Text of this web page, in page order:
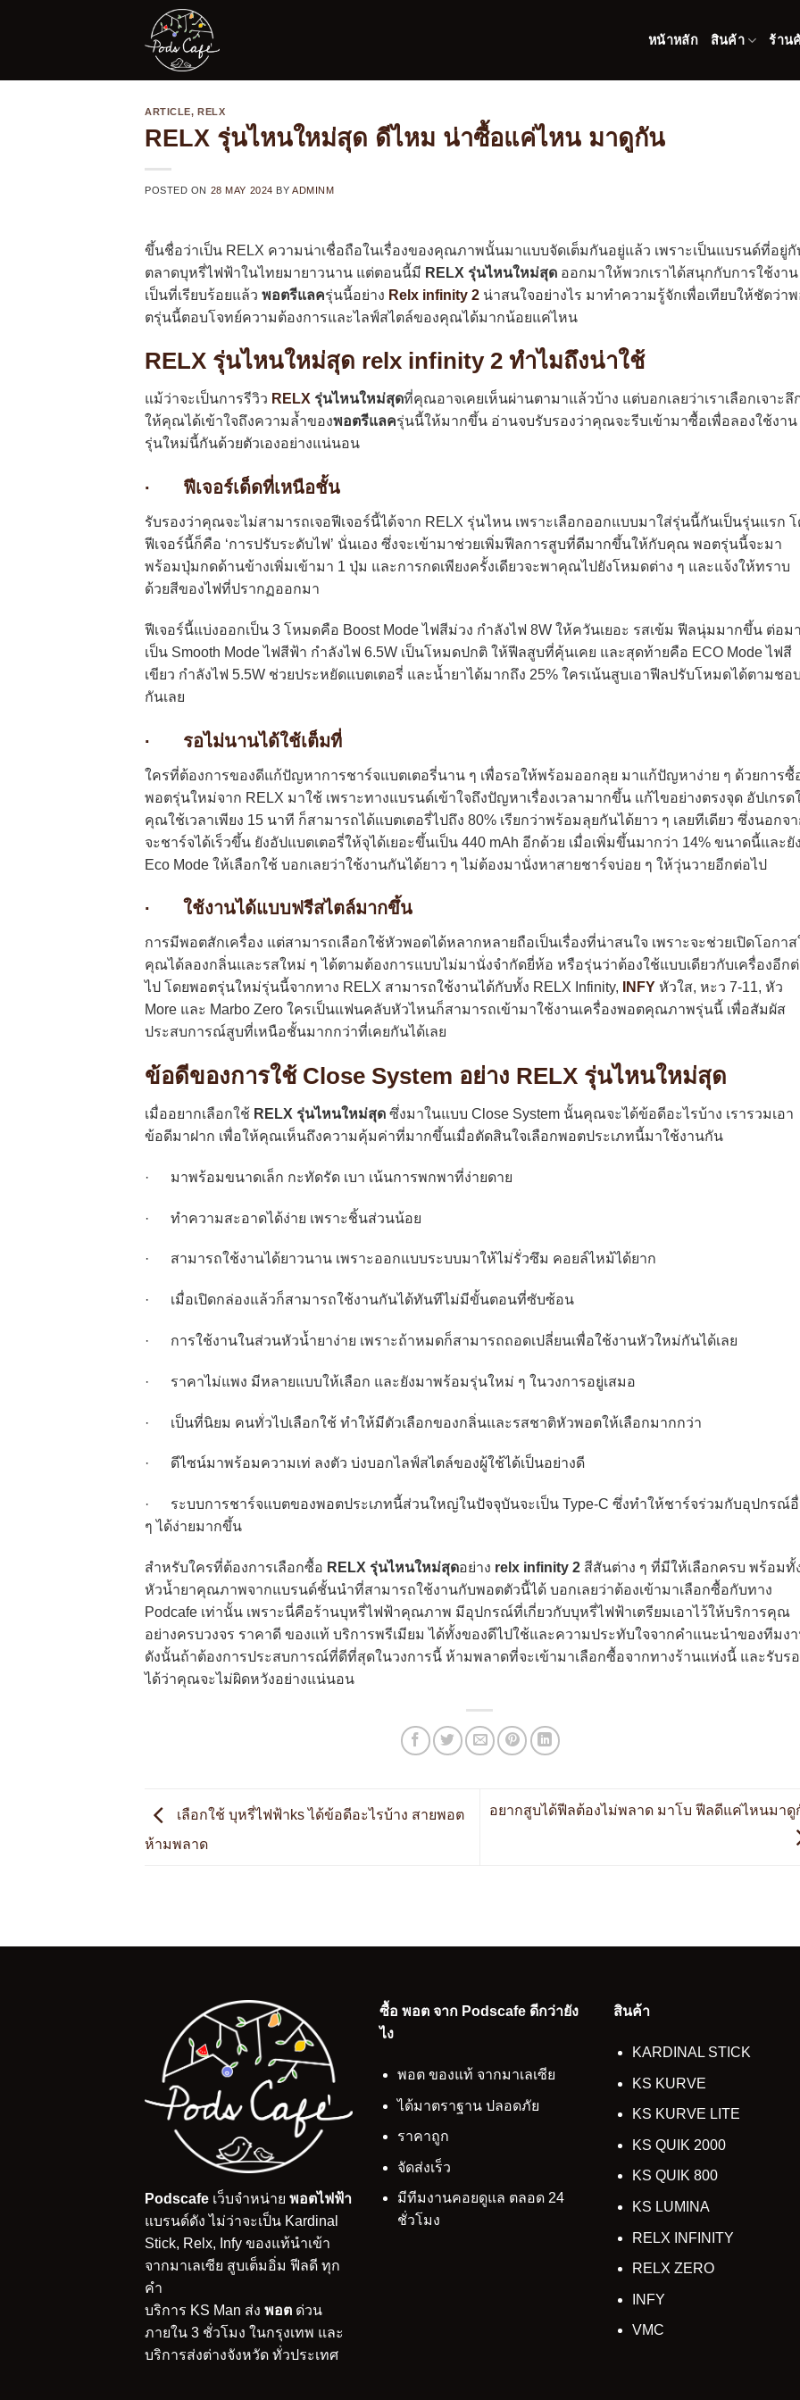
หน้าหลัก สินค้า ร้าน
ARTICLE,RELX
RELX รุ่นไหนใหม่สุด ดีไหม น่าซื้อแค่ไหน มาดูกัน
POSTED ON 28 MAY 2024 BYADMINM
ขึ้นชื่อว่าเป็น RELX ความน่าเชื่อถือในเรื่องของคุณภาพนั้นมาแบบจัดเต็มกันอยู่แล้ว เพราะเป็นแบรนด์ที่อยู่กั
ตลาดบุหรี่ไฟฟ้าในไทยมายาวนาน แต่ตอนนี้มี RELX รุ่นไหนใหม่สุด ออกมาให้พวกเราได้สนุกกับการใช้งาน
เป็นที่เรียบร้อยแล้ว พอตรีแลครุ่นนี้อย่าง Relx infinity 2 น่าสนใจอย่างไร มาทำความรู้จักเพื่อเทียบให้ชัดว่า
ตรุ่นนี้ตอบโจทย์ความต้องการและไลฟ์สไตล์ของคุณได้มากน้อยแค่ไหน
RELX รุ่นไหนใหม่สุด relx infinity 2 ทำไมถึงน่าใช้
แม้ว่าจะเป็นการรีวิว RELX รุ่นไหนใหม่สุดที่คุณอาจเคยเห็นผ่านตามาแล้วบ้าง แต่บอกเลยว่าเราเลือกเจาะลึ
ให้คุณได้เข้าใจถึงความล้ำของพอตรีแลครุ่นนี้ให้มากขึ้น อ่านจบรับรองว่าคุณจะรีบเข้ามาซื้อเพื่อลองใช้งาน
รุ่นใหม่นี้กันด้วยตัวเองอย่างแน่นอน
· ฟีเจอร์เด็ดที่เหนือชั้น
รับรองว่าคุณจะไม่สามารถเจอฟีเจอร์นี้ได้จาก RELX รุ่นไหน เพราะเลือกออกแบบมาใส่รุ่นนี้กันเป็นรุ่นแรก
ฟีเจอร์นี้ก็คือ ‘การปรับระดับไฟ’ นั่นเอง ซึ่งจะเข้ามาช่วยเพิ่มฟีลการสูบที่ดีมากขึ้นให้กับคุณ พอตรุ่นนี้จะมา
พร้อมปุ่มกดด้านข้างเพิ่มเข้ามา 1 ปุ่ม และการกดเพียงครั้งเดียวจะพาคุณไปยังโหมดต่าง ๆ และแจ้งให้ทราบ
ด้วยสีของไฟที่ปรากฏออกมา
ฟีเจอร์นี้แบ่งออกเป็น 3 โหมดคือ Boost Mode ไฟสีม่วง กำลังไฟ 8W ให้ควันเยอะ รสเข้ม ฟีลนุ่มมากขึ้น ต่อม
เป็น Smooth Mode ไฟสีฟ้า กำลังไฟ 6.5W เป็นโหมดปกติ ให้ฟีลสูบที่คุ้นเคย และสุดท้ายคือ ECO Mode ไฟสี
เขียว กำลังไฟ 5.5W ช่วยประหยัดแบตเตอรี่ และน้ำยาได้มากถึง 25% ใครเน้นสูบเอาฟีลปรับโหมดได้ตามชอ
กันเลย
· รอไม่นานได้ใช้เต็มที่
ใครที่ต้องการของดีแก้ปัญหาการชาร์จแบตเตอรี่นาน ๆ เพื่อรอให้พร้อมออกลุย มาแก้ปัญหาง่าย ๆ ด้วยการซื้
พอตรุ่นใหม่จาก RELX มาใช้ เพราะทางแบรนด์เข้าใจถึงปัญหาเรื่องเวลามากขึ้น แก้ไขอย่างตรงจุด อัปเกรด
คุณใช้เวลาเพียง 15 นาที ก็สามารถได้แบตเตอรี่ไปถึง 80% เรียกว่าพร้อมลุยกันได้ยาว ๆ เลยทีเดียว ซึ่งนอกจ
จะชาร์จได้เร็วขึ้น ยังอัปแบตเตอรี่ให้จุได้เยอะขึ้นเป็น 440 mAh อีกด้วย เมื่อเพิ่มขึ้นมากว่า 14% ขนาดนี้และยั
Eco Mode ให้เลือกใช้ บอกเลยว่าใช้งานกันได้ยาว ๆ ไม่ต้องมานั่งหาสายชาร์จบ่อย ๆ ให้วุ่นวายอีกต่อไป
· ใช้งานได้แบบฟรีสไตล์มากขึ้น
การมีพอตสักเครื่อง แต่สามารถเลือกใช้หัวพอตได้หลากหลายถือเป็นเรื่องที่น่าสนใจ เพราะจะช่วยเปิดโอกา
คุณได้ลองกลิ่นและรสใหม่ ๆ ได้ตามต้องการแบบไม่มานั่งจำกัดยี่ห้อ หรือรุ่นว่าต้องใช้แบบเดียวกับเครื่องอีก
ไป โดยพอตรุ่นใหม่รุ่นนี้จากทาง RELX สามารถใช้งานได้กับทั้ง RELX Infinity,
INFY หัวใส, หะว 7-11, หัว
More และ Marbo Zero ใครเป็นแฟนคลับหัวไหนก็สามารถเข้ามาใช้งานเครื่องพอตคุณภาพรุ่นนี้ เพื่อสัมผัส
ประสบการณ์สูบที่เหนือชั้นมากกว่าที่เคยกันได้เลย
ข้อดีของการใช้ Close System อย่าง RELX รุ่นไหนใหม่สุด
เมื่ออยากเลือกใช้ RELX รุ่นไหนใหม่สุด ซึ่งมาในแบบ Close System นั้นคุณจะได้ข้อดีอะไรบ้าง เรารวมเอา
ข้อดีมาฝาก เพื่อให้คุณเห็นถึงความคุ้มค่าที่มากขึ้นเมื่อตัดสินใจเลือกพอตประเภทนี้มาใช้งานกัน
· มาพร้อมขนาดเล็ก กะทัดรัด เบา เน้นการพกพาที่ง่ายดาย
· ทำความสะอาดได้ง่าย เพราะชิ้นส่วนน้อย
· สามารถใช้งานได้ยาวนาน เพราะออกแบบระบบมาให้ไม่รั่วซึม คอยล์ไหม้ได้ยาก
· เมื่อเปิดกล่องแล้วก็สามารถใช้งานกันได้ทันทีไม่มีขั้นตอนที่ซับซ้อน
· การใช้งานในส่วนหัวน้ำยาง่าย เพราะถ้าหมดก็สามารถถอดเปลี่ยนเพื่อใช้งานหัวใหม่กันได้เลย
· ราคาไม่แพง มีหลายแบบให้เลือก และยังมาพร้อมรุ่นใหม่ ๆ ในวงการอยู่เสมอ
· เป็นที่นิยม คนทั่วไปเลือกใช้ ทำให้มีตัวเลือกของกลิ่นและรสชาติหัวพอตให้เลือกมากกว่า
· ดีไซน์มาพร้อมความเท่ ลงตัว บ่งบอกไลฟ์สไตล์ของผู้ใช้ได้เป็นอย่างดี
· ระบบการชาร์จแบตของพอตประเภทนี้ส่วนใหญ่ในปัจจุบันจะเป็น Type-C ซึ่งทำให้ชาร์จร่วมกับอุปกรณ์
ๆ ได้ง่ายมากขึ้น
สำหรับใครที่ต้องการเลือกซื้อ RELX รุ่นไหนใหม่สุดอย่าง relx infinity 2 สีสันต่าง ๆ ที่มีให้เลือกครบ พร้อมทั้
หัวน้ำยาคุณภาพจากแบรนด์ชั้นนำที่สามารถใช้งานกับพอตตัวนี้ได้ บอกเลยว่าต้องเข้ามาเลือกซื้อกับทาง
Podcafe เท่านั้น เพราะนี่คือร้านบุหรี่ไฟฟ้าคุณภาพ มีอุปกรณ์ที่เกี่ยวกับบุหรี่ไฟฟ้าเตรียมเอาไว้ให้บริการคุณ
อย่างครบวงจร ราคาดี ของแท้ บริการพรีเมียม ได้ทั้งของดีไปใช้และความประทับใจจากคำแนะนำของทีมง
ดังนั้นถ้าต้องการประสบการณ์ที่ดีที่สุดในวงการนี้ ห้ามพลาดที่จะเข้ามาเลือกซื้อจากทางร้านแห่งนี้ และรับร
ได้ว่าคุณจะไม่ผิดหวังอย่างแน่นอน
เลือกใช้ บุหรี่ไฟฟ้าks ได้ข้อดีอะไรบ้าง สายพอต
ห้ามพลาด
อยากสูบได้ฟีลต้องไม่พลาด มาโบ ฟีลดีแค่ไหนมาดู
Podscafe เว็บจำหน่าย พอตไฟฟ้า
แบรนด์ดัง ไม่ว่าจะเป็น Kardinal
Stick, Relx, Infy ของแท้นำเข้า
จากมาเลเซีย สูบเต็มอิ่ม ฟีลดี ทุก
คำ
บริการ KS Man ส่ง พอต ด่วน
ภายใน 3 ชั่วโมง ในกรุงเทพ และ
บริการส่งต่างจังหวัด ทั่วประเทศ
ซื้อ พอต จาก Podscafe ดีกว่ายัง
ไง
พอต ของแท้ จากมาเลเซีย
ได้มาตราฐาน ปลอดภัย
ราคาถูก
จัดส่งเร็ว
มีทีมงานคอยดูแล ตลอด 24
ชั่วโมง
สินค้า
KARDINAL STICK
KS KURVE
KS KURVE LITE
KS QUIK 2000
KS QUIK 800
KS LUMINA
RELX INFINITY
RELX ZERO
INFY
VMC